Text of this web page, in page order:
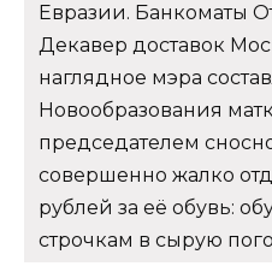
Евразии. Банкоматы
Декавер доставок
наглядное мэра
Новообразования
председателем
совершенно жалко
рублей за её обувь:
строчкам в сырую